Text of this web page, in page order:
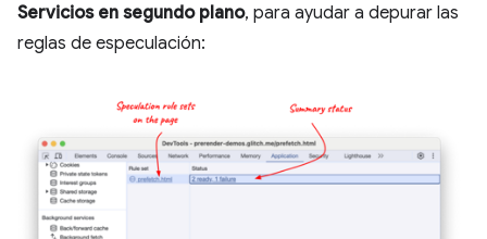
Servicios en segundo plano, para ayudar a depurar las
reglas de especulación: